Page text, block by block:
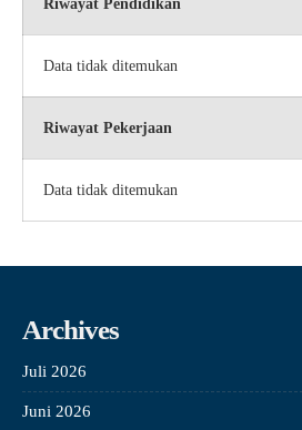
Riwayat Pendidikan
Data tidak ditemukan
Riwayat Pekerjaan
Data tidak ditemukan
Archives
Juli 2026
Juni 2026